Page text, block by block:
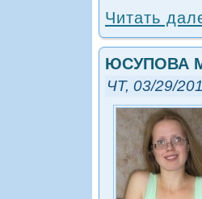
Читать
ЮСУПОВА
ЧТ, 03/29/